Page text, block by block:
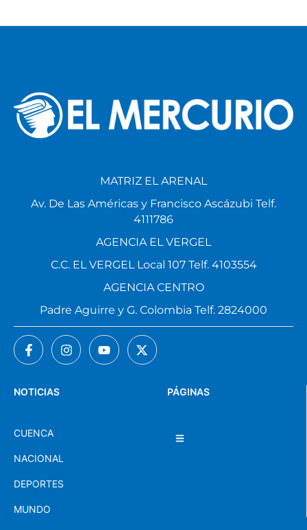
PÁGINAS
NOTICIAS
CUENCA
NACIONAL
DEPORTES
MUNDO
MATRIZ EL ARENAL
Av. De Las Américas y Francisco Ascázubi Telf.
4111786
AGENCIA EL VERGEL
C.C. EL VERGEL Local 107 Telf. 4103554
AGENCIA CENTRO
Padre Aguirre y G. Colombia Telf. 2824000